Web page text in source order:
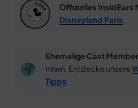
Offizielles InsidEars
Disneyland Paris.
Ehemalige Cast
innen. Entdecke unsere
Tipps.